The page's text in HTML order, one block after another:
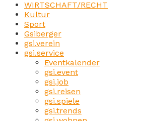
WIRTSCHAFT/RECHT
Kultur
Sport
Gsiberger
gsi.verein
gsi.service
Eventkalender
gsi.event
gsi.job
gsi.reisen
gsi.spiele
gsi.trends